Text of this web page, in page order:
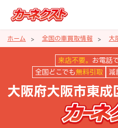
ホーム 全国の車買取情報 大
大阪府大阪市東
来店不要。 お電話
全国どこでも 無料引取 減
大阪府大阪市東成